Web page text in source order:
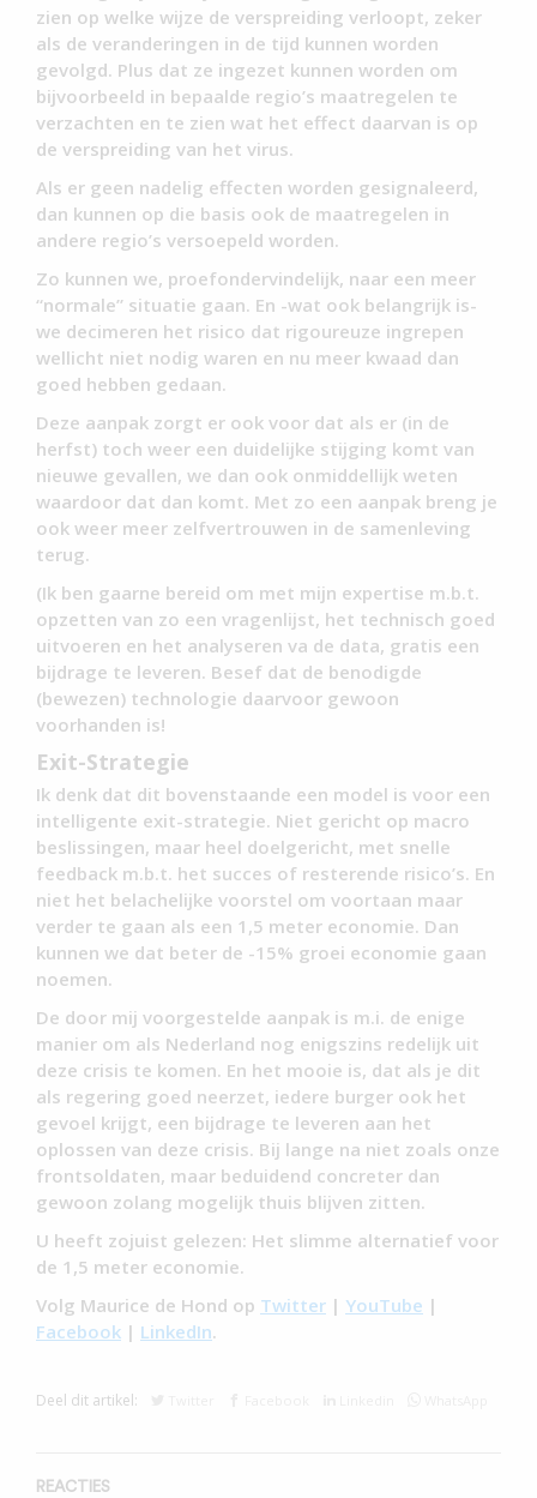
zien op welke wijze de verspreiding verloopt, zeker
als de veranderingen in de tijd kunnen worden
gevolgd. Plus dat ze ingezet kunnen worden om
bijvoorbeeld in bepaalde regio’s maatregelen te
verzachten en te zien wat het effect daarvan is op
de verspreiding van het virus.
Als er geen nadelig effecten worden gesignaleerd,
dan kunnen op die basis ook de maatregelen in
andere regio’s versoepeld worden.
Zo kunnen we, proefondervindelijk, naar een meer
“normale” situatie gaan. En -wat ook belangrijk is-
we decimeren het risico dat rigoureuze ingrepen
wellicht niet nodig waren en nu meer kwaad dan
goed hebben gedaan.
Deze aanpak zorgt er ook voor dat als er (in de
herfst) toch weer een duidelijke stijging komt van
nieuwe gevallen, we dan ook onmiddellijk weten
waardoor dat dan komt. Met zo een aanpak breng je
ook weer meer zelfvertrouwen in de samenleving
terug.
(Ik ben gaarne bereid om met mijn expertise m.b.t.
opzetten van zo een vragenlijst, het technisch goed
uitvoeren en het analyseren va de data, gratis een
bijdrage te leveren. Besef dat de benodigde
(bewezen) technologie daarvoor gewoon
voorhanden is!
Exit-Strategie
Ik denk dat dit bovenstaande een model is voor een
intelligente exit-strategie. Niet gericht op macro
beslissingen, maar heel doelgericht, met snelle
feedback m.b.t. het succes of resterende risico’s. En
niet het belachelijke voorstel om voortaan maar
verder te gaan als een 1,5 meter economie. Dan
kunnen we dat beter de -15% groei economie gaan
noemen.
De door mij voorgestelde aanpak is m.i. de enige
manier om als Nederland nog enigszins redelijk uit
deze crisis te komen. En het mooie is, dat als je dit
als regering goed neerzet, iedere burger ook het
gevoel krijgt, een bijdrage te leveren aan het
oplossen van deze crisis. Bij lange na niet zoals onze
frontsoldaten, maar beduidend concreter dan
gewoon zolang mogelijk thuis blijven zitten.
U heeft zojuist gelezen: Het slimme alternatief voor
de 1,5 meter economie.
Volg Maurice de Hond op Twitter | YouTube |
Facebook | LinkedIn.
Deel dit artikel:
REACTIES